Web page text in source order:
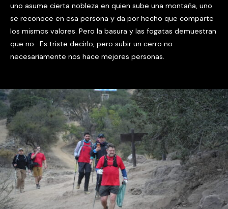
uno asume cierta nobleza en quien sube una montaña, uno
se reconoce en esa persona y da por hecho que comparte
los mismos valores. Pero la basura y las fogatas demuestran
que no. Es triste decirlo, pero subir un cerro no
necesariamente nos hace mejores personas.